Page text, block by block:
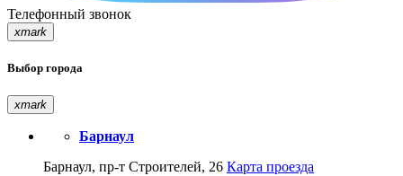
Телефонный звонок
xmark
Выбор города
xmark
Барнаул
Барнаул, пр-т Строителей, 26 Карта проезда